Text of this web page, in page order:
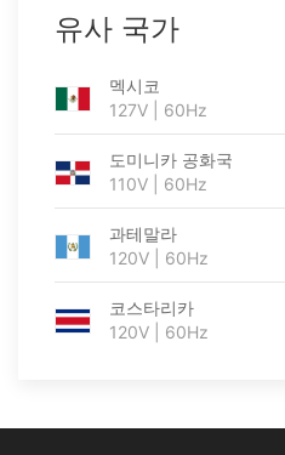
유사 국가
멕시코
127V | 60Hz
도미니카 공화국
110V | 60Hz
과테말라
120V | 60Hz
코스타리카
120V | 60Hz